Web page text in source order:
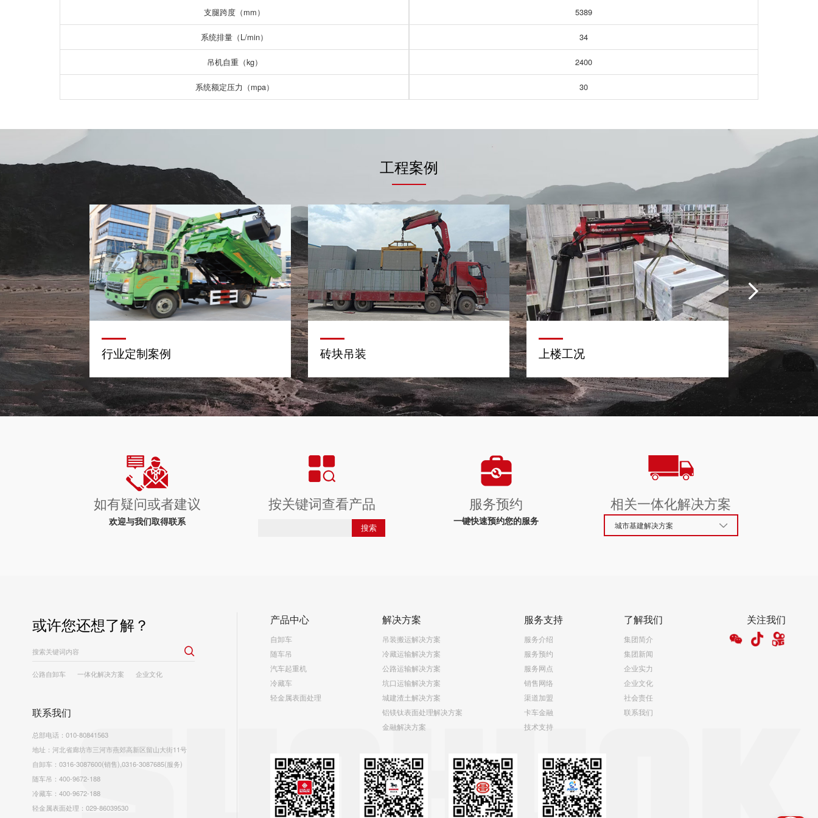
支腿跨度（mm）
系统排量（L/min）
吊机自重（kg）
系统额定压力（mpa）
5389
34
2400
30
工程案例
行业定制案例 砖块吊装 上楼工况 负角度作业
如有疑问或者建议
欢迎与我们取得联系
按关键词查看产品
搜索
服务预约
一键快速预约您的服务
相关一体化解决方案
城市基建解决方案
或许您还想了解？

公路自卸车 一体化解决方案
企业文化
联系我们
总部电话：010-80841563
地址：河北省廊坊市三河市燕郊高新区留山大街11号
自卸车： 0316-3087600(销售) 0316-3087685(服务)
随车吊： 400-9672-188
冷藏车： 400-9672-188
轻金属表面处理：029-86039530
产品中心
自卸车
随车吊
汽车起重机
冷藏车
轻金属表面处理
解决方案
吊装搬运解决方案
冷藏运输解决方案
公路运输解决方案
坑口运输解决方案
城建渣土解决方案
铝镁钛表面处理解决方案
金融解决方案
服务支持
服务介绍
服务预约
服务网点
销售网络
渠道加盟
卡车金融
技术支持
了解我们
集团简介
集团新闻
企业实力
企业文化
社会责任
联系我们
关注我们